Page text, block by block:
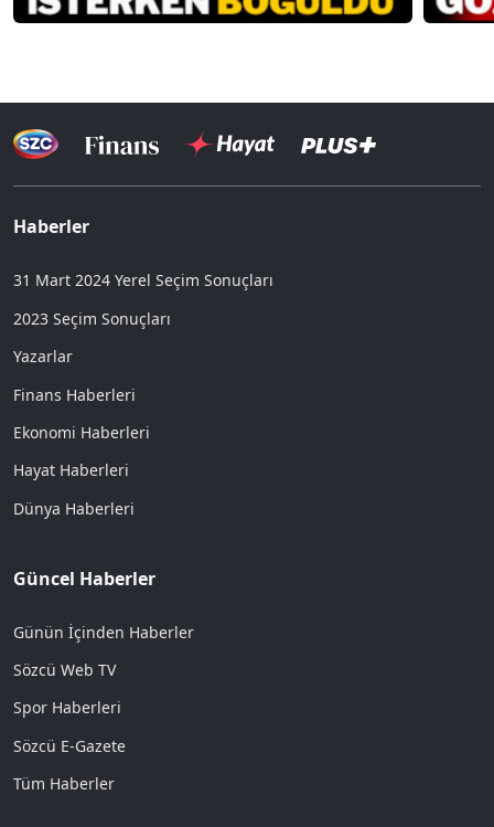
Haberler
31 Mart 2024 Yerel Seçim Sonuçları
2023 Seçim Sonuçları
Yazarlar
Finans Haberleri
Ekonomi Haberleri
Hayat Haberleri
Dünya Haberleri
Güncel Haberler
Günün İçinden Haberler
Sözcü Web TV
Spor Haberleri
Sözcü E-Gazete
Tüm Haberler